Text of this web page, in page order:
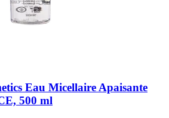
Eau Micellaire Apaisante
500 ml